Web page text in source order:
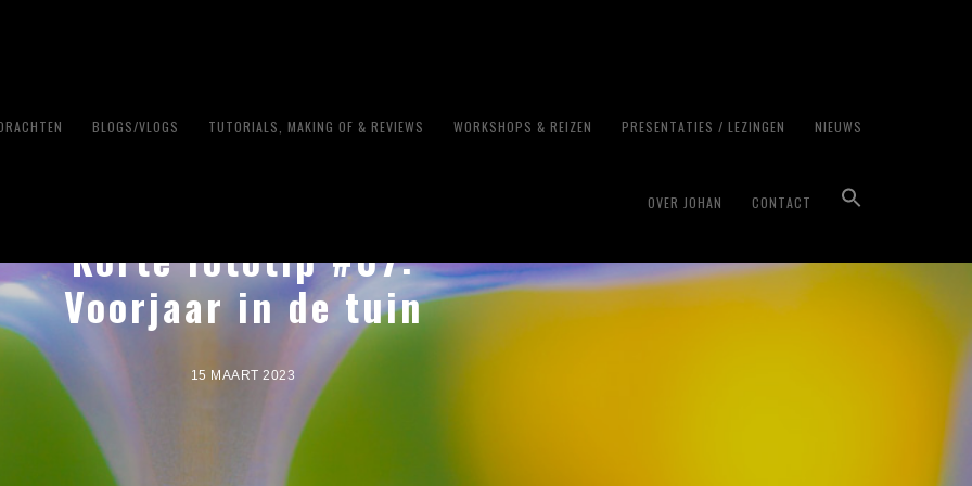
BLOGS/VLOGS TUTORIALS, MAKING OF & REVIEWS WORKSHOPS & REIZEN PRESENTATIES / LEZINGEN NIEUWS
OVER JOHAN CONTACT
Korte fototip #07:
Voorjaar in de tuin
15 MAART 2023